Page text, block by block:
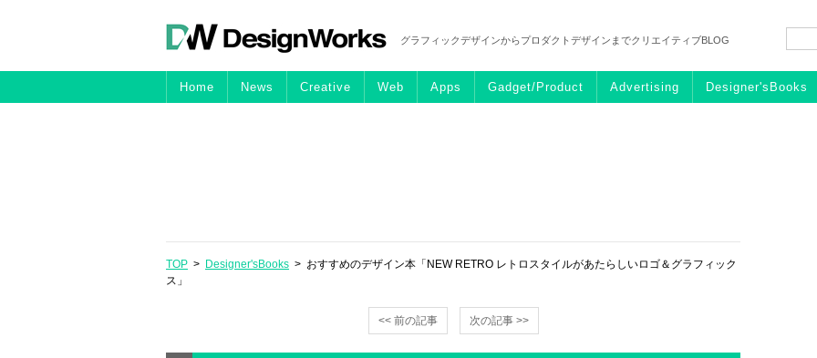
グラフィックデザインからプロダクトデザインまでクリエイティブBLOG
Home News Creative Web Apps Gadget/Product Advertising Designer'sBooks
TOP > Designer'sBooks > おすすめのデザイン本「NEW RETRO レトロスタイルがあたらしいロゴ＆グラフィック
ス」
<< 前の記事 次の記事 >>